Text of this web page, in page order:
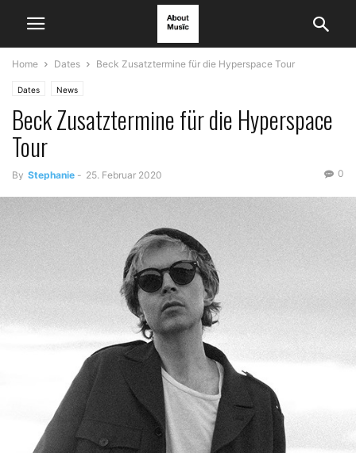
Home Dates Beck Zusatztermine für die Hyperspace Tour
Dates News
Beck Zusatztermine für die Hyperspace
Tour
By Stephanie - 25. Februar 2020 0